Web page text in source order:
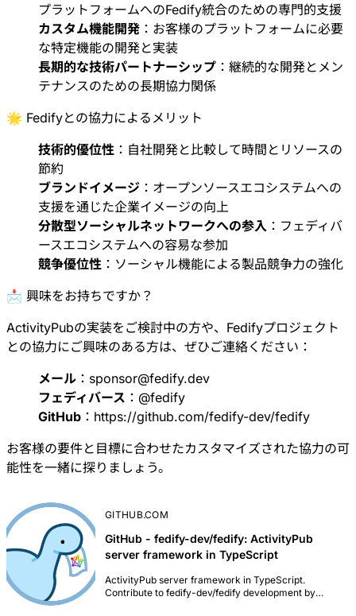
プラットフォームへのFedify統合のための専門的支援
カスタム機能開発 ：お客様のプラットフォームに必要
な特定機能の開発と実装
長期的な技術パートナーシップ ：継続的な開発とメン
テナンスのための長期協力関係
🌟 Fedifyとの協力によるメリット
技術的優位性 ：自社開発と比較して時間とリソースの
節約
ブランドイメージ ：オープンソースエコシステムへの
支援を通じた企業イメージの向上
分散型ソーシャルネットワークへの参入 ：フェディバ
ースエコシステムへの容易な参加
競争優位性 ：ソーシャル機能による製品競争力の強化
📩 興味をお持ちですか？
ActivityPubの実装をご検討中の方や、Fedifyプロジェクト
との協力にご興味のある方は、ぜひご連絡ください：
メール ： sponsor@fedify.dev
フェディバース ： @fedify
GitHub ： https://github.com/fedify-dev/fedify
お客様の要件と目標に合わせたカスタマイズされた協力の可
能性を一緒に探りましょう。
GITHUB.COM
GitHub - fedify-dev/fedify: ActivityPub
server framework in TypeScript
ActivityPub server framework in TypeScript.
Contribute to fedify-dev/fedify development by